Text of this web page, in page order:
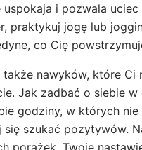
i pozwala uciec
praktykuj jogę lub
co Cię
nawyków, które Ci
Jak zadbać o siebie
godziny, w których nie
się szukać pozytywów.
porażek. Twoje